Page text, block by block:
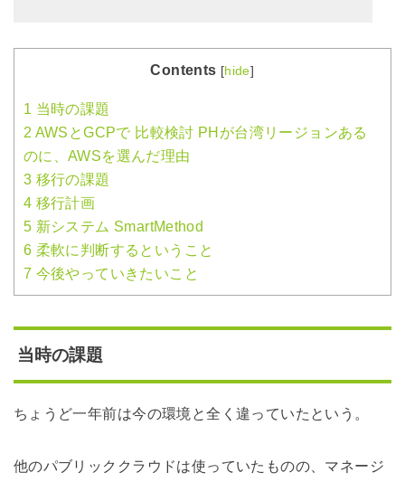
Contents [hide]
1 当時の課題
2 AWSとGCPで 比較検討 PHが台湾リージョンある
のに、AWSを選んだ理由
3 移行の課題
4 移行計画
5 新システム SmartMethod
6 柔軟に判断するということ
7 今後やっていきたいこと
当時の課題
ちょうど一年前は今の環境と全く違っていたという。
他のパブリッククラウドは使っていたものの、マネージ